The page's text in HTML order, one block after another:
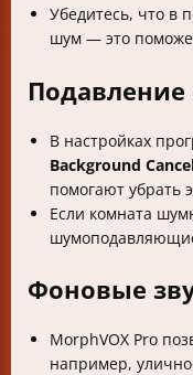
Убедитесь, что
шум — это
В настройках
Background
помогают убрать
Если комната
Фоновые
MorphVOX Pro
например,